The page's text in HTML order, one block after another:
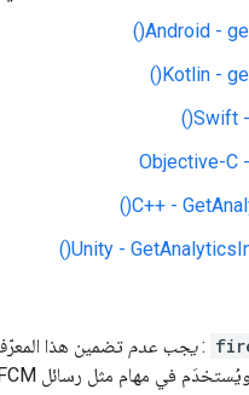
‫Android -
‫Kotlin -
‫Swift -
‫Objective-C
‫C++ -
‫Unity -
:يجب عدم تضمين هذا